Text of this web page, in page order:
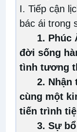
I. Tiếp cận
bác ái trong
1. Phúc
đời sống
tình tương
2. Nhận
cùng một
tiến trình
3. Sự